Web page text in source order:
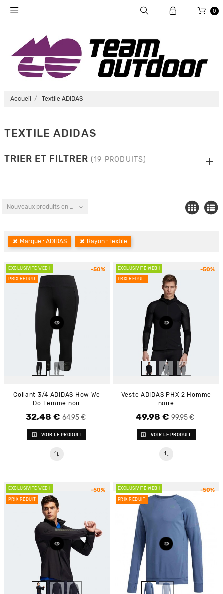
0
Accueil Textile ADIDAS
TEXTILE ADIDAS
TRIER ET FILTRER (19 PRODUITS)
Nouveaux produits en premier
Marque : ADIDAS Rayon : Textile
EXCLUSIVITÉ WEB !
PRIX RÉDUIT
-50%
Collant 3/4 ADIDAS How We
Do Femme noir
Prix de base 64,95 €
Prix
32,48 €
VOIR LE PRODUIT
EXCLUSIVITÉ WEB !
PRIX RÉDUIT
-50%
Veste ADIDAS PHX 2 Homme
noire
Prix de base99,95 €
Prix
49,98 €
VOIR LE PRODUIT
EXCLUSIVITÉ WEB !
PRIX RÉDUIT
-50% EXCLUSIVITÉ WEB !
PRIX RÉDUIT
-50%